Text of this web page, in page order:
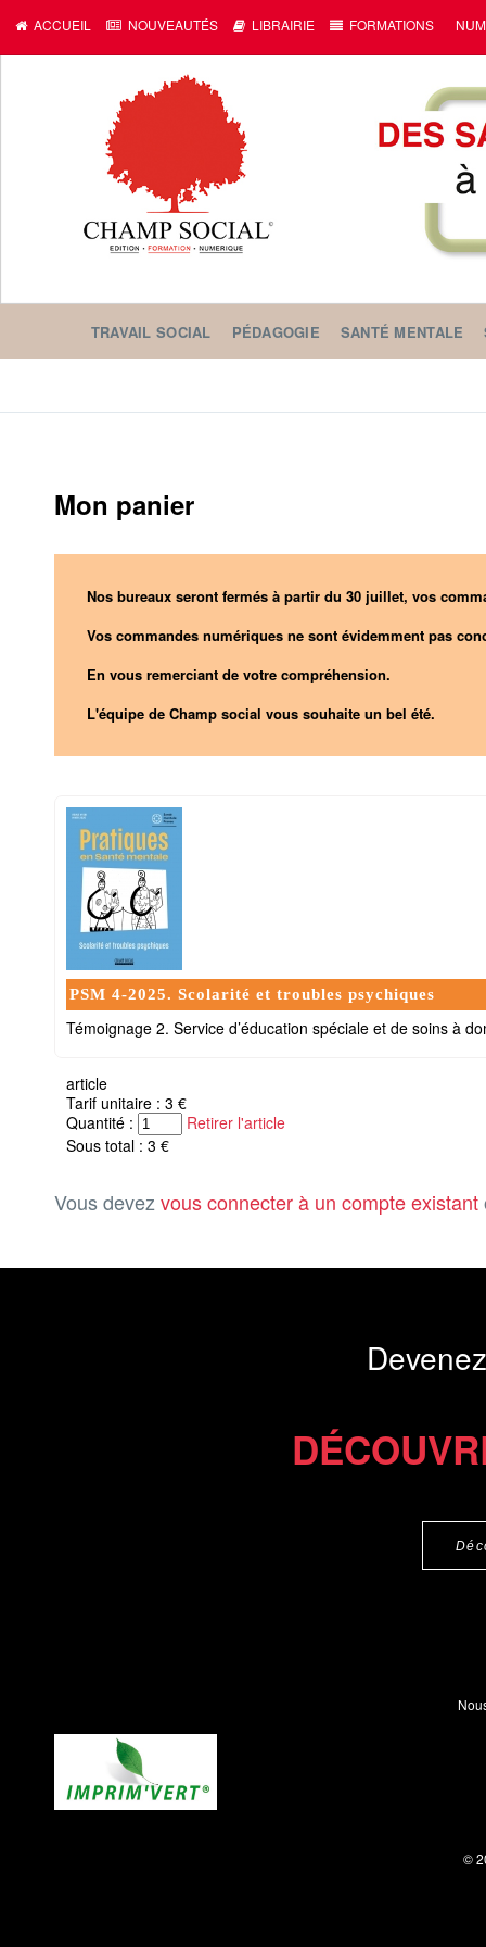
ACCUEIL NOUVEAUTÉS LIBRAIRIE FORMATIONS
TRAVAIL SOCIAL PÉDAGOGIE SANTÉ MENTALE
Mon panier
Nos bureaux seront fermés à partir du 30 juillet, vos
Vos commandes numériques ne sont évidemment pas
En vous remerciant de votre compréhension.
L'équipe de Champ social vous souhaite un bel été.
PSM 4-2025. Scolarité et troubles psychiques
Témoignage 2. Service d’éducation spéciale et de soins à
article
Tarif unitaire : 3 €
Quantité :
Retirer l'article
Sous total : 3 €
Vous devez vous connecter à un compte existant
©